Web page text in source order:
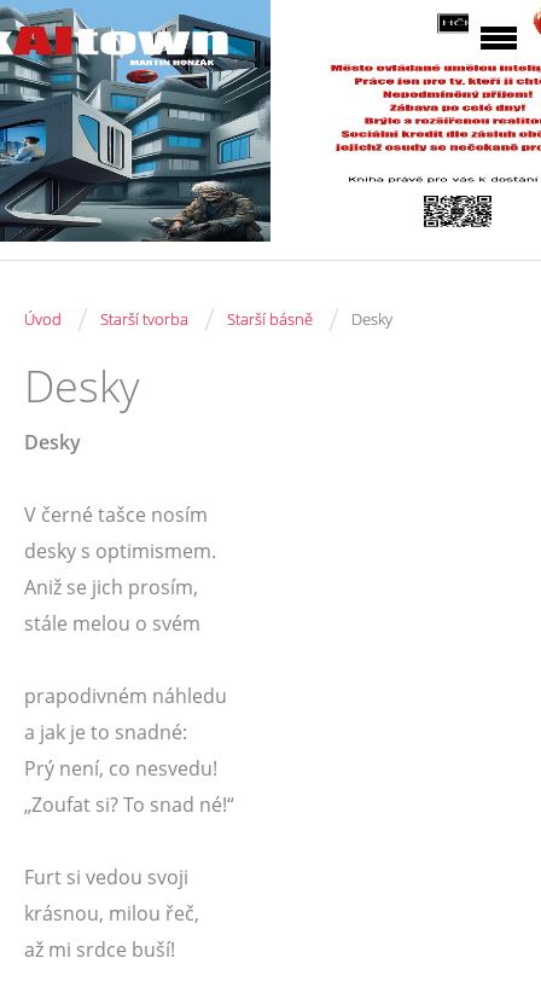
Úvod / Starší tvorba / Starší básně / Desky
Desky
Desky
V černé tašce nosím
desky s optimismem.
Aniž se jich prosím,
stále melou o svém
prapodivném náhledu
a jak je to snadné:
Prý není, co nesvedu!
„Zoufat si? To snad né!“
Furt si vedou svoji
krásnou, milou řeč,
až mi srdce buší!